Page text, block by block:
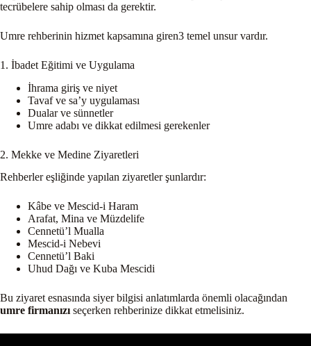
tecrübelere sahip olması da gerektir.
Umre rehberinin hizmet kapsamına giren3 temel unsur vardır.
1. İbadet Eğitimi ve Uygulama
İhrama giriş ve niyet
Tavaf ve sa’y uygulaması
Dualar ve sünnetler
Umre adabı ve dikkat edilmesi gerekenler
2. Mekke ve Medine Ziyaretleri
Rehberler eşliğinde yapılan ziyaretler şunlardır:
Kâbe ve Mescid-i Haram
Arafat, Mina ve Müzdelife
Cennetü’l Mualla
Mescid-i Nebevi
Cennetü’l Baki
Uhud Dağı ve Kuba Mescidi
Bu ziyaret esnasında siyer bilgisi anlatımlarda önemli olacağından
umre firmanızıseçerken rehberinize dikkat etmelisiniz.